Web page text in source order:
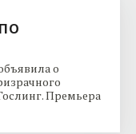
о
Премьера